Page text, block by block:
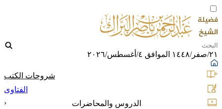
٢١/صفر/١٤٤٨ الموافق ٤/أغسطس/٢٠٢٦
شروحات الكتب
الفتاوى
الدروس والمحاضرات
‹